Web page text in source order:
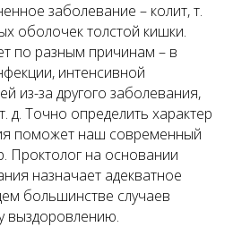
заболевание – колит, т.
оболочек толстой кишки.
по разным причинам – в
интенсивной
из-за другого заболевания,
д. Точно определить характер
поможет наш современный
Проктолог на основании
назначает адекватное
большинстве случаев
выздоровлению.